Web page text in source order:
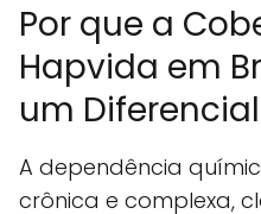
Por que a
Hapvida em
um
A dependência
crônica e complexa,